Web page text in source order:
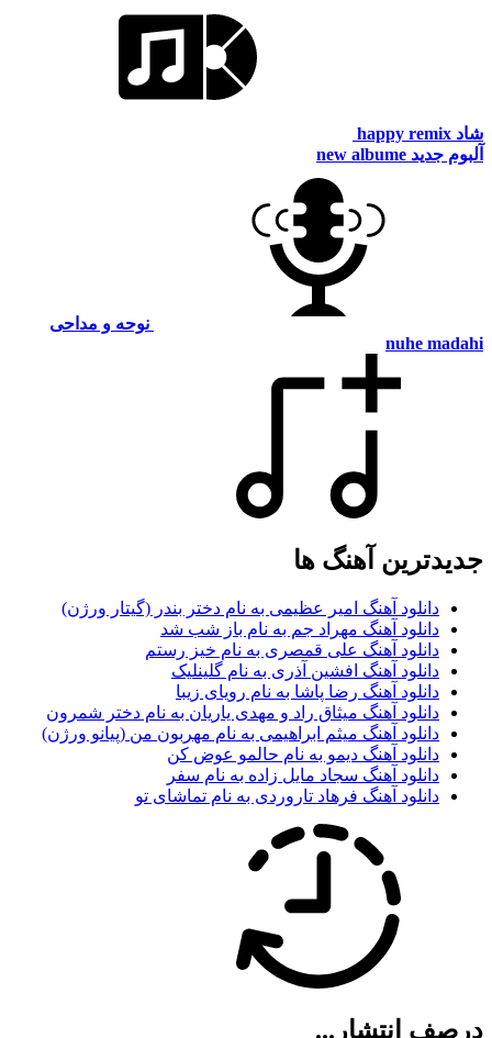
شاد happy remix
آلبوم جدید new albume
نوحه و مداحی
nuhe madahi
جدیدترین آهنگ ها
دانلود آهنگ امیر عظیمی به نام دختر بندر (گیتار ورژن)
دانلود آهنگ مهراد جم به نام باز شب شد
دانلود آهنگ علی قمصری به نام خیز رستم
دانلود آهنگ افشین آذری به نام گلینلیک
دانلود آهنگ رضا پاشا به نام رویای زیبا
دانلود آهنگ میثاق راد و مهدی یاریان به نام دختر شمرون
دانلود آهنگ میثم ابراهیمی به نام مهربون من (پیانو ورژن)
دانلود آهنگ دیمو به نام حالمو عوض کن
دانلود آهنگ سجاد مایل زاده به نام سفر
دانلود آهنگ فرهاد تاروردی به نام تماشای تو
درصف انتشار...